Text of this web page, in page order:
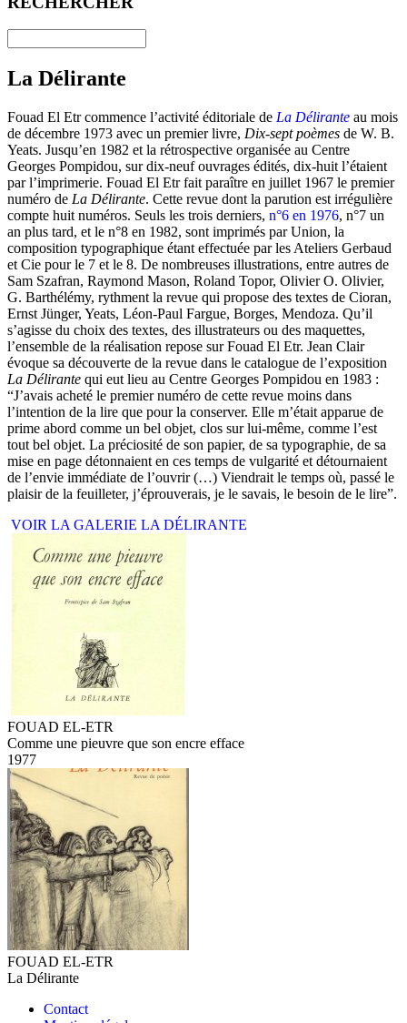
La Délirante
Fouad El Etr commence l’activité éditoriale de La Délirante au mois
de décembre 1973 avec un premier livre, Dix-sept poèmes de W. B.
Yeats. Jusqu’en 1982 et la rétrospective organisée au Centre
Georges Pompidou, sur dix-neuf ouvrages édités, dix-huit l’étaient
par l’imprimerie. Fouad El Etr fait paraître en juillet 1967 le premier
numéro de La Délirante. Cette revue dont la parution est irrégulière
compte huit numéros. Seuls les trois derniers, n°6 en 1976, n°7 un
an plus tard, et le n°8 en 1982, sont imprimés par Union, la
composition typographique étant effectuée par les Ateliers Gerbaud
et Cie pour le 7 et le 8. De nombreuses illustrations, entre autres de
Sam Szafran, Raymond Mason, Roland Topor, Olivier O. Olivier,
G. Barthélémy, rythment la revue qui propose des textes de Cioran,
Ernst Jünger, Yeats, Léon-Paul Fargue, Borges, Mendoza. Qu’il
s’agisse du choix des textes, des illustrateurs ou des maquettes,
l’ensemble de la réalisation repose sur Fouad El Etr. Jean Clair
évoque sa découverte de la revue dans le catalogue de l’exposition
La Délirante qui eut lieu au Centre Georges Pompidou en 1983 :
“J’avais acheté le premier numéro de cette revue moins dans
l’intention de la lire que pour la conserver. Elle m’était apparue de
prime abord comme un bel objet, clos sur lui-même, comme l’est
tout bel objet. La préciosité de son papier, de sa typographie, de sa
mise en page détonnaient en ces temps de vulgarité et détournaient
de l’envie immédiate de l’ouvrir (…) Viendrait le temps où, passé le
plaisir de la feuilleter, j’éprouverais, je le savais, le besoin de le lire”.
VOIR LA GALERIE LA DÉLIRANTE
FOUAD EL-ETR
Comme une pieuvre que son encre efface
1977
FOUAD EL-ETR
La Délirante
Contact